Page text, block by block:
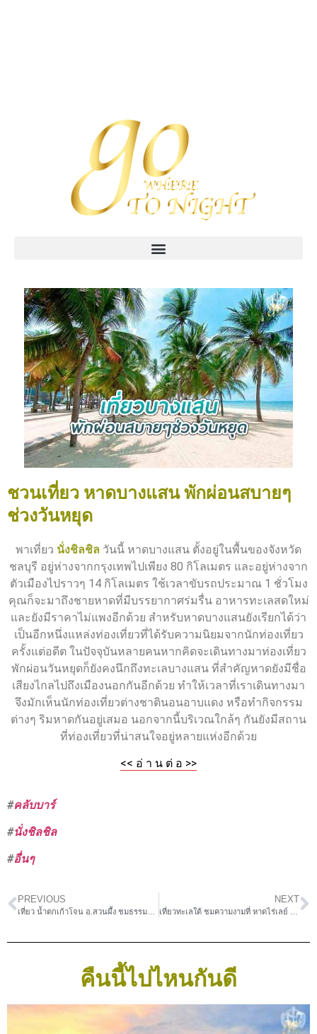
ชวนเที่ยว หาดบางแสน พักผ่อนสบายๆ
ช่วงวันหยุด
พาเที่ยว นั่งชิลชิล วันนี้ หาดบางแสน ตั้งอยู่ในพื้นของจังหวัด
ชลบุรี อยู่ห่างจากกรุงเทพไปเพียง 80 กิโลเมตร และอยู่ห่างจาก
ตัวเมืองไปราวๆ 14 กิโลเมตร ใช้เวลาขับรถประมาณ 1 ชั่วโมง
คุณก็จะมาถึงชายหาดที่มีบรรยากาศร่มรื่น อาหารทะเลสดใหม่
และยังมีราคาไม่แพงอีกด้วย สำหรับหาดบางแสนยังเรียกได้ว่า
เป็นอีกหนึ่งแหล่งท่องเที่ยวที่ได้รับความนิยมจากนักท่องเที่ยว
ครั้งแต่อดีต ในปัจจุบันหลายคนหากคิดจะเดินทางมาท่องเที่ยว
พักผ่อนวันหยุดก็ยังคงนึกถึงทะเลบางแสน ที่สำคัญหาดยังมีชื่อ
เสียงไกลไปถึงเมืองนอกกันอีกด้วย ทำให้เวลาที่เราเดินทางมา
จึงมักเห็นนักท่องเที่ยวต่างชาตินอนอาบแดง หรือทำกิจกรรม
ต่างๆ ริมหาดกันอยู่เสมอ นอกจากนี้บริเวณใกล้ๆ กันยังมีสถาน
ที่ท่องเที่ยวที่น่าสนใจอยู่หลายแห่งอีกด้วย
<< อ่ า น ต่ อ >>
#คลับบาร์
#นั่งชิลชิล
#อื่นๆ
PREVIOUS NEXT
คืนนี้ไปไหนกันดี